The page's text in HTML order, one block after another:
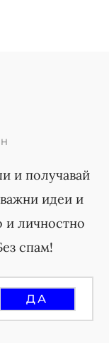
и получавай
идеи и
и личностно
спам!